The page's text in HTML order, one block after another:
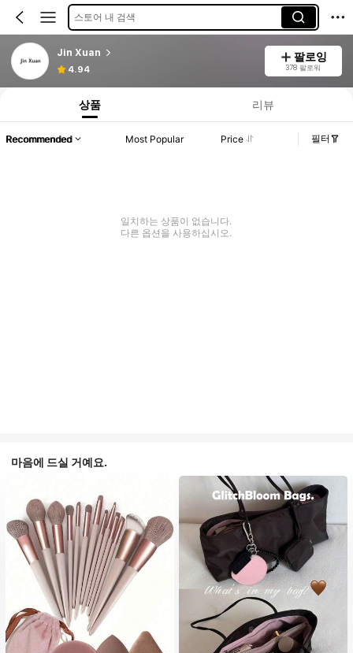
스토어 내 검색
Jin Xuan
4.94
팔로잉
378 팔로워
상품 리뷰
Recommended Most Popular Price 필터
일치하는 상품이 없습니다.
다른 옵션을 사용하십시오.
마음에 드실 거예요.